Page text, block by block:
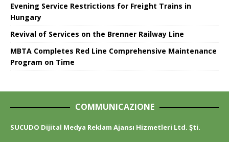
Evening Service Restrictions for Freight Trains in
Hungary
Revival of Services on the Brenner Railway Line
MBTA Completes Red Line Comprehensive Maintenance
Program on Time
COMMUNICAZIONE
SUCUDO Dijital Medya Reklam Ajansı Hizmetleri Ltd. Şti.